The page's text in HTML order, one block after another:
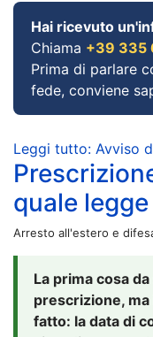
Hai ricevuto
Chiama +39 335
Prima di parlare
fede, conviene
Leggi tutto: Avviso
quale
Arresto all'estero e
La prima cosa
prescrizione,
fatto: la data di